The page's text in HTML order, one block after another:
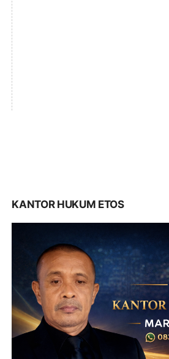
KANTOR HUKUM ETOS